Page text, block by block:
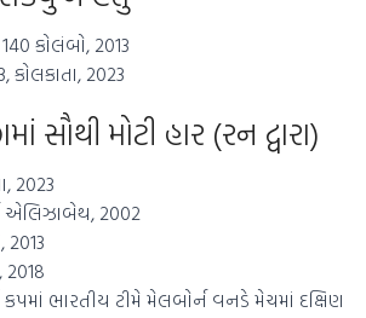
કોલંબો, 2013
કોલકાતા, 2023
સૌથી મોટી હાર (રન દ્વારા)
2023
એલિઝાબેથ, 2002
2013
2018
ભારતીય ટીમે મેલબોર્ન વનડે મેચમાં દક્ષિણ